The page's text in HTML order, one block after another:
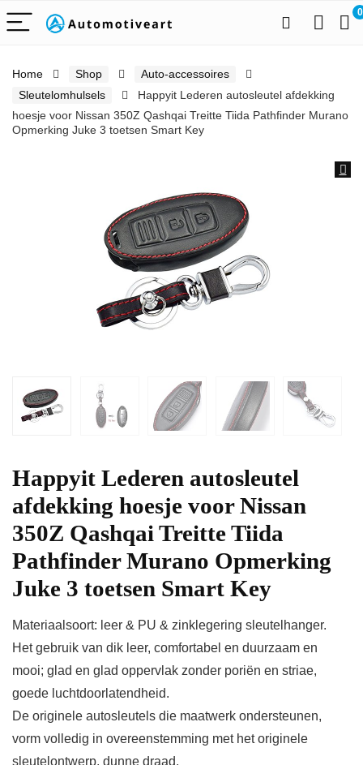
0
Home Shop
Auto-accessoires
Sleutelomhulsels
Happyit Lederen autosleutel afdekking
hoesje voor Nissan 350Z Qashqai Treitte Tiida Pathfinder Murano
Opmerking Juke 3 toetsen Smart Key
Happyit Lederen autosleutel
afdekking hoesje voor Nissan
350Z Qashqai Treitte Tiida
Pathfinder Murano Opmerking
Juke 3 toetsen Smart Key
Materiaalsoort: leer & PU & zinklegering sleutelhanger.
Het gebruik van dik leer, comfortabel en duurzaam en
mooi; glad en glad oppervlak zonder poriën en striae,
goede luchtdoorlatendheid.
De originele autosleutels die maatwerk ondersteunen,
vorm volledig in overeenstemming met het originele
sleutelontwerp, dunne draad.